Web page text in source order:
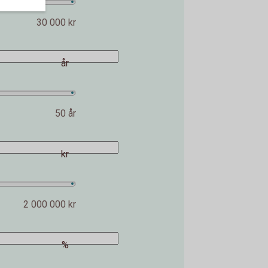
30 000 kr
50 år
år
2 000 000 kr
kr
%